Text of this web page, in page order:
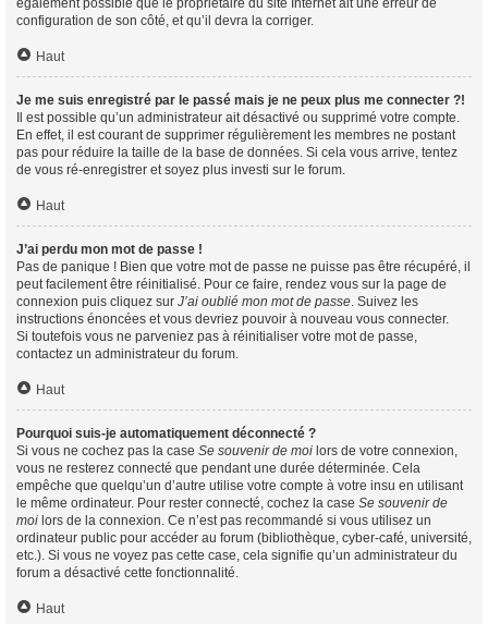
également possible que le propriétaire du site Internet ait une erreur de
configuration de son côté, et qu’il devra la corriger.
Haut
Je me suis enregistré par le passé mais je ne peux plus me connecter ?!
Il est possible qu’un administrateur ait désactivé ou supprimé votre compte.
En effet, il est courant de supprimer régulièrement les membres ne postant
pas pour réduire la taille de la base de données. Si cela vous arrive, tentez
de vous ré-enregistrer et soyez plus investi sur le forum.
Haut
J’ai perdu mon mot de passe !
Pas de panique ! Bien que votre mot de passe ne puisse pas être récupéré, il
peut facilement être réinitialisé. Pour ce faire, rendez vous sur la page de
connexion puis cliquez sur J’ai oublié mon mot de passe. Suivez les
instructions énoncées et vous devriez pouvoir à nouveau vous connecter.
Si toutefois vous ne parveniez pas à réinitialiser votre mot de passe,
contactez un administrateur du forum.
Haut
Pourquoi suis-je automatiquement déconnecté ?
Si vous ne cochez pas la case Se souvenir de moi lors de votre connexion,
vous ne resterez connecté que pendant une durée déterminée. Cela
empêche que quelqu’un d’autre utilise votre compte à votre insu en utilisant
le même ordinateur. Pour rester connecté, cochez la case Se souvenir de
moi lors de la connexion. Ce n’est pas recommandé si vous utilisez un
ordinateur public pour accéder au forum (bibliothèque, cyber-café, université,
etc.). Si vous ne voyez pas cette case, cela signifie qu’un administrateur du
forum a désactivé cette fonctionnalité.
Haut